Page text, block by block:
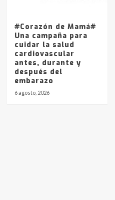
#Corazón de Mamá#
Una campaña para
cuidar la salud
cardiovascular
antes, durante y
después del
embarazo
6 agosto, 2026